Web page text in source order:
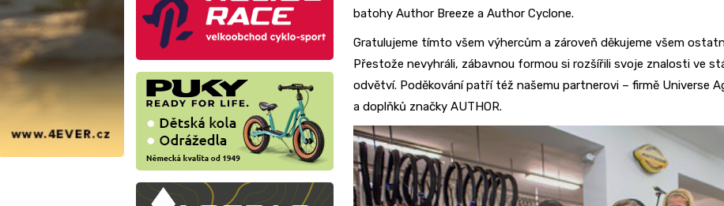
batohy Author Breeze a Author Cyclone.
Gratulujeme tímto všem výhercům a zároveň děkujeme všem
Přestože nevyhráli, zábavnou formou si rozšířili svoje znalosti ve
odvětví. Poděkování patří též našemu partnerovi – firmě Universe
a doplňků značky AUTHOR.